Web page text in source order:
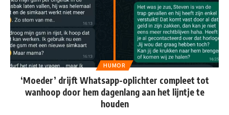
HUMOR
‘Moeder’ drijft Whatsapp-oplichter compleet tot
wanhoop door hem dagenlang aan het lijntje te
houden